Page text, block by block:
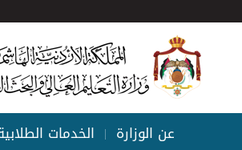
عن الوزارة | الخدمات